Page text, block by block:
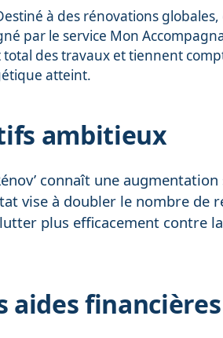
à des rénovations
par le service Mon
des travaux et tiennent
atteint.
ambitieux
connaît une
vise à doubler le nombre de
plus efficacement contre
aides financières